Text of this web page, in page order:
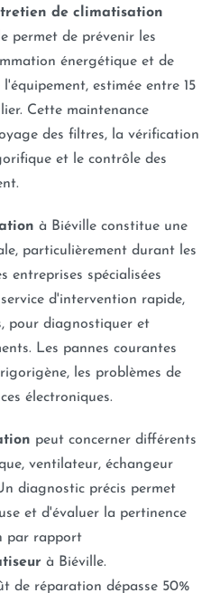
de climatisation
permet de prévenir les
énergétique et de
estimée entre 15
Cette maintenance
des filtres, la vérification
et le contrôle des
à Biéville constitue une
particulièrement durant les
entreprises spécialisées
d'intervention rapide,
pour diagnostiquer et
Les pannes courantes
les problèmes de
électroniques.
peut concerner différents
ventilateur, échangeur
diagnostic précis permet
et d'évaluer la pertinence
par rapport
à Biéville.
de réparation dépasse 50%